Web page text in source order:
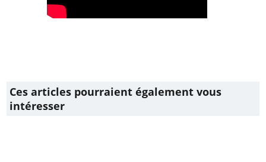
Ces articles pourraient également vous
intéresser